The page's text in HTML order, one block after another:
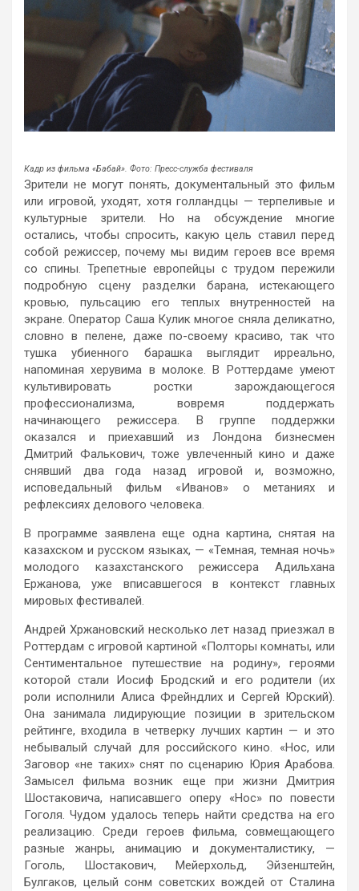
Кадр из фильма «Бабай». Фото: Пресс-служба фестиваля
Зрители не могут понять, документальный это фильм
или игровой, уходят, хотя голландцы — терпеливые и
культурные зрители. Но на обсуждение многие
остались, чтобы спросить, какую цель ставил перед
собой режиссер, почему мы видим героев все время
со спины. Трепетные европейцы с трудом пережили
подробную сцену разделки барана, истекающего
кровью, пульсацию его теплых внутренностей на
экране. Оператор Саша Кулик многое сняла деликатно,
словно в пелене, даже по-своему красиво, так что
тушка убиенного барашка выглядит ирреально,
напоминая херувима в молоке. В Роттердаме умеют
культивировать ростки зарождающегося
профессионализма, вовремя поддержать
начинающего режиссера. В группе поддержки
оказался и приехавший из Лондона бизнесмен
Дмитрий Фалькович, тоже увлеченный кино и даже
снявший два года назад игровой и, возможно,
исповедальный фильм «Иванов» о метаниях и
рефлексиях делового человека.
В программе заявлена еще одна картина, снятая на
казахском и русском языках, — «Темная, темная ночь»
молодого казахстанского режиссера Адильхана
Ержанова, уже вписавшегося в контекст главных
мировых фестивалей.
Андрей Хржановский несколько лет назад приезжал в
Роттердам с игровой картиной «Полторы комнаты, или
Сентиментальное путешествие на родину», героями
которой стали Иосиф Бродский и его родители (их
роли исполнили Алиса Фрейндлих и Сергей Юрский).
Она занимала лидирующие позиции в зрительском
рейтинге, входила в четверку лучших картин — и это
небывалый случай для российского кино. «Нос, или
Заговор «не таких» снят по сценарию Юрия Арабова.
Замысел фильма возник еще при жизни Дмитрия
Шостаковича, написавшего оперу «Нос» по повести
Гоголя. Чудом удалось теперь найти средства на его
реализацию. Среди героев фильма, совмещающего
разные жанры, анимацию и документалистику, —
Гоголь, Шостакович, Мейерхольд, Эйзенштейн,
Булгаков, целый сонм советских вождей от Сталина